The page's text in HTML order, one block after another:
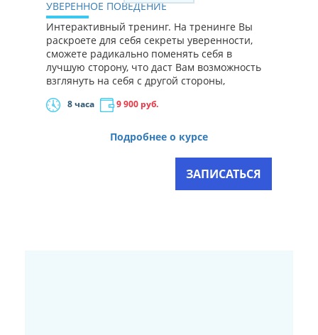
УВЕРЕННОЕ ПОВЕДЕНИЕ
Интерактивный тренинг. На тренинге Вы
раскроете для себя секреты уверенности,
сможете радикально поменять себя в
лучшую сторону, что даст Вам возможность
взглянуть на себя с другой стороны,
8 часа 9 900 руб.
Подробнее о курсе
ЗАПИСАТЬСЯ